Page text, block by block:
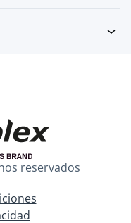
reservados